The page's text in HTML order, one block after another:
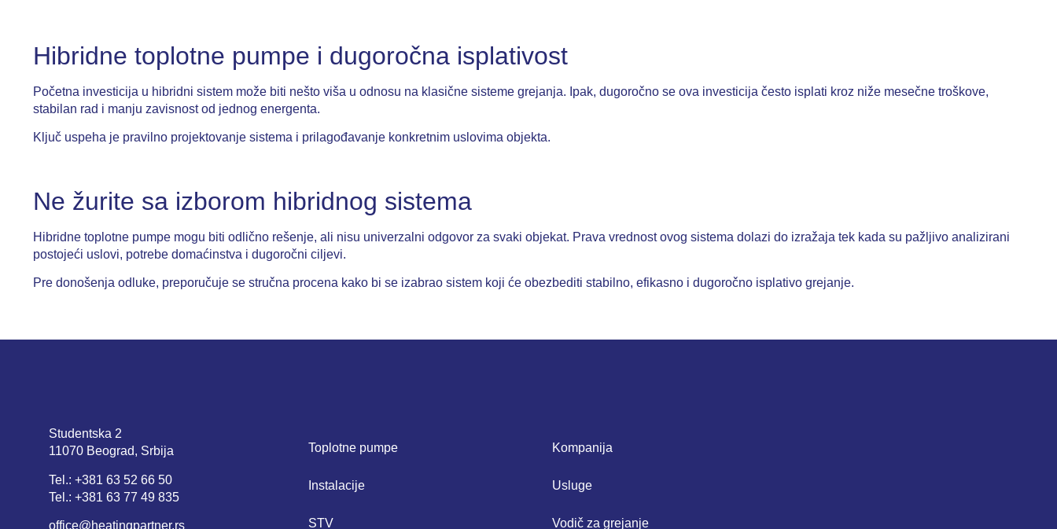
Hibridne toplotne pumpe i dugoročna isplativost
Početna investicija u hibridni sistem može biti nešto viša u odnosu na klasične sisteme grejanja. Ipak, dugoročno se ova investicija često isplati kroz niže mesečne troškove,
stabilan rad i manju zavisnost od jednog energenta.
Ključ uspeha je pravilno projektovanje sistema i prilagođavanje konkretnim uslovima objekta.
Ne žurite sa izborom hibridnog sistema
Hibridne toplotne pumpe mogu biti odlično rešenje, ali nisu univerzalni odgovor za svaki objekat. Prava vrednost ovog sistema dolazi do izražaja tek kada su pažljivo analizirani
postojeći uslovi, potrebe domaćinstva i dugoročni ciljevi.
Pre donošenja odluke, preporučuje se stručna procena kako bi se izabrao sistem koji će obezbediti stabilno, efikasno i dugoročno isplativo grejanje.
Studentska 2
11070 Beograd, Srbija
Tel.: +381 63 52 66 50
Tel.: +381 63 77 49 835
office@heatingpartner.rs
Toplotne pumpe
Instalacije
STV
Kompanija
Usluge
Vodič za grejanje